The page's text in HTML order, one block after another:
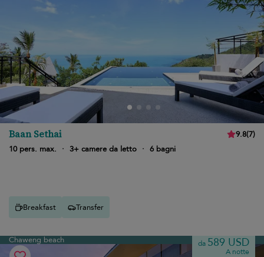
Baan Sethai 9.8(7)
10 pers. max.
· 3+ camere da letto · 6 bagni
Breakfast Transfer
Chaweng beach da 589 USD
A notte